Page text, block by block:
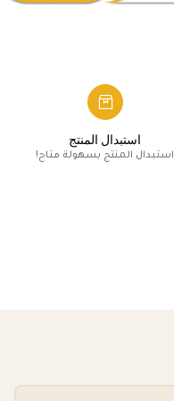
استبدال المنتج
استبدال المنتج بسهولة متاح!